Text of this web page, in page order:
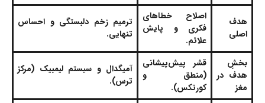
هدف
اصلی
اصلاح خطاهای
فکری و پایش
علائم.
ترمیم زخم دلبستگی و احساس
تنهایی.
بخشِ
هدف در
مغز
قشر پیش‌پیشانی
(منطق و
کورتکس).
آمیگدال و سیستم لیمبیک (مرکز
ترس).